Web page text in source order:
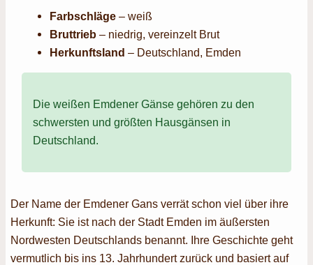
Farbschläge – weiß
Bruttrieb – niedrig, vereinzelt Brut
Herkunftsland – Deutschland, Emden
Die weißen Emdener Gänse gehören zu den
schwersten und größten Hausgänsen in
Deutschland.
Der Name der Emdener Gans verrät schon viel über ihre
Herkunft: Sie ist nach der Stadt Emden im äußersten
Nordwesten Deutschlands benannt. Ihre Geschichte geht
vermutlich bis ins 13. Jahrhundert zurück und basiert auf